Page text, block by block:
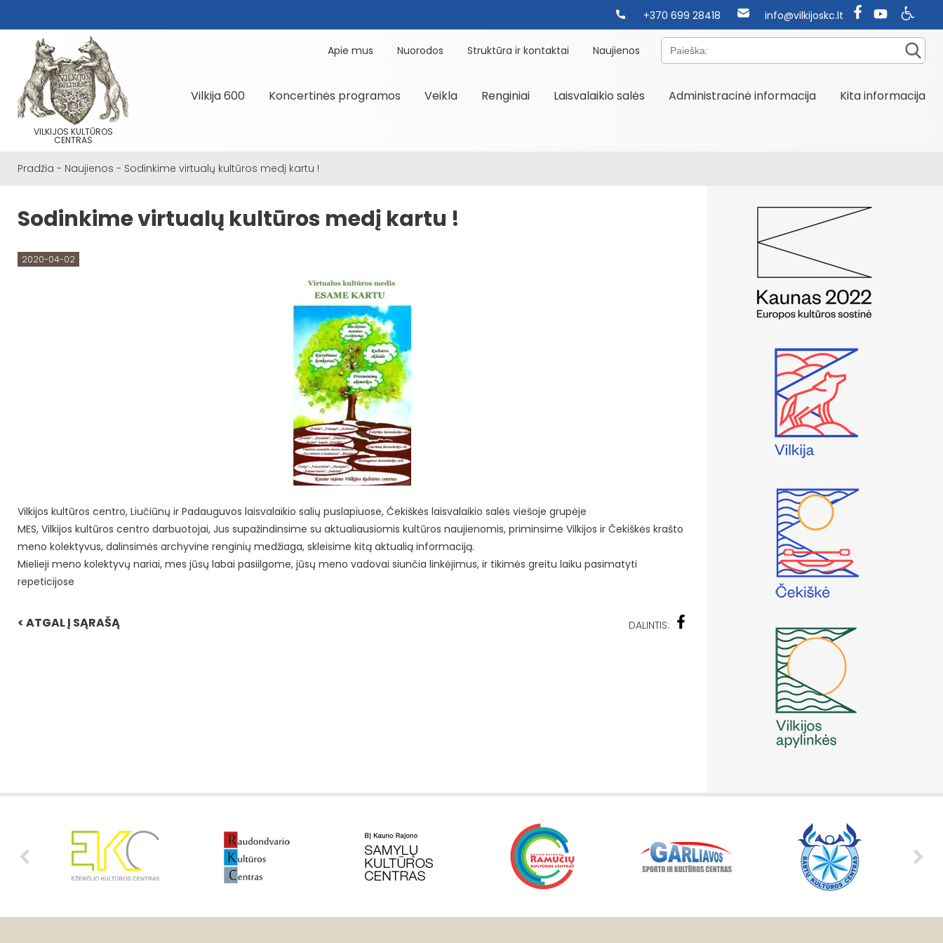
+370 699 28418 info@vilkijoskc.lt
VILKIJOS KULTŪROS
CENTRAS
Apie mus Nuorodos Struktūra ir kontaktai Naujienos Paieška:
Vilkija 600 Koncertinės programos Veikla Renginiai Laisvalaikio salės Administracinė informacija Kita informacija
Pradžia - Naujienos - Sodinkime virtualų kultūros medį kartu !
Sodinkime virtualų kultūros medį kartu !
2020-04-02
Vilkijos kultūros centro, Liučiūnų ir Padauguvos laisvalaikio salių puslapiuose, Čekiškės laisvalaikio salės viešoje grupėje
MES, Vilkijos kultūros centro darbuotojai, Jus supažindinsime su aktualiausiomis kultūros naujienomis, priminsime Vilkijos ir Čekiškės krašto
meno kolektyvus, dalinsimės archyvine renginių medžiaga, skleisime kitą aktualią informaciją.
Mielieji meno kolektyvų nariai, mes jūsų labai pasiilgome, jūsų meno vadovai siunčia linkėjimus, ir tikimės greitu laiku pasimatyti
repeticijose
< ATGAL Į SĄRAŠĄ DALINTIS: